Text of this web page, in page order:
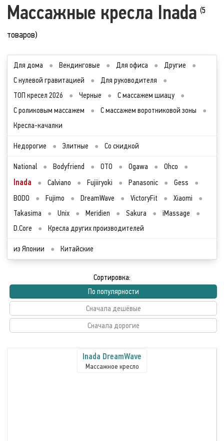
Массажные кресла Inada (5
товаров)
Для дома ● Вендинговые ● Для офиса ● Другие
●
С нулевой гравитацией
● Для руководителя
●
ТОП кресел 2026
● Черные ● С массажем шиацу
●
С роликовым массажем
● С массажем воротниковой зоны
●
Кресла-качалки
Недорогие ● Элитные ● Со скидкой
National ● Bodyfriend ● OTO ● Ogawa ● Ohco ●
Inada ● Calviano ● Fujiiryoki ● Panasonic ● Gess
●
BODO
● Fujimo ● DreamWave ● VictoryFit ● Xiaomi
●
Takasima
● Unix ● Meridien ● Sakura ● iMassage
●
D.Core
● Кресла других производителей
из Японии ● Китайские
Сортировка:
По популярности
Сначала дешёвые
Сначала дорогие
Inada DreamWave
Массажное кресло